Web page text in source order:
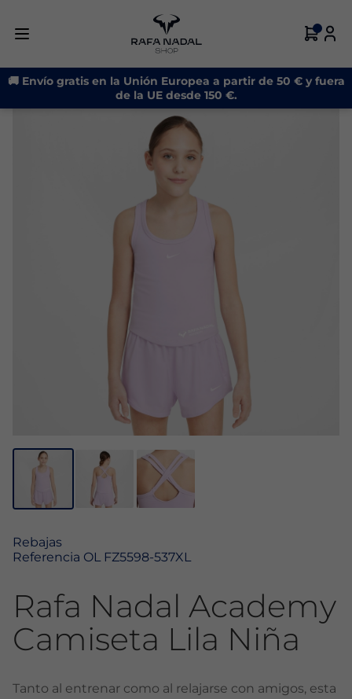
🚚 Envío gratis en la Unión Europea a partir de 50 € y fuera
de la UE desde 150 €.
Rebajas
Referencia OL FZ5598-537XL
Rafa Nadal Academy
Camiseta Lila Niña
Tanto al entrenar como al relajarse con amigos, esta